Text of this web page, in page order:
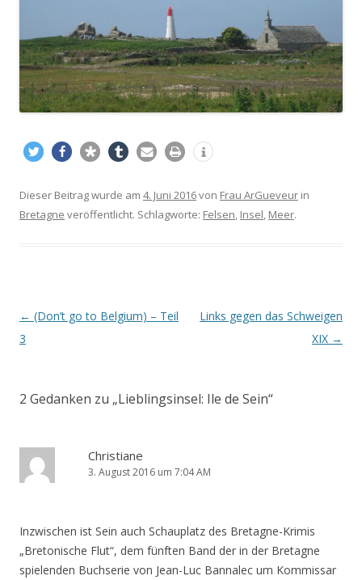
Dieser Beitrag wurde am 4. Juni 2016von Frau ArGueveur in
Bretagne veröffentlicht. Schlagworte: Felsen, Insel, Meer.
Beitrags-
Navigation
← (Don’t go to Belgium) – Teil
3
Links gegen das Schweigen
XIX →
2 Gedanken zu „Lieblingsinsel: Ile de Sein“
Christiane
3. August 2016 um 7:04 AM
Inzwischen ist Sein auch Schauplatz des Bretagne-Krimis
„Bretonische Flut“, dem fünften Band der in der Bretagne
spielenden Buchserie von Jean-Luc Bannalec um Kommissar